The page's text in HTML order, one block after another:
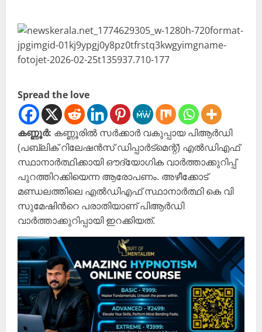
Spread the love
കണ്ണൂര്‍: കണ്ണൂരിൽ സർക്കാർ വകുപ്പായ പിആർഡി
(പബ്ലിക് റിലേഷൻസ് ഡിപ്പാർട്മെന്റ്) എൽഡിഎഫ്
സ്ഥാനാർത്ഥിക്കായി ഔദ്യോഗിക വാർത്താക്കുറിപ്പ്
പുറത്തിറക്കിയെന്ന ആരോപണം. അഴീക്കോട്
മണ്ഡലത്തിലെ എൽഡിഎഫ് സ്ഥാനാർത്ഥി കെ വി
സുമേഷിന്‍റെ പരാതിയാണ് പിആർഡി
വാർത്താക്കുറിപ്പായി ഇറക്കിയത്.